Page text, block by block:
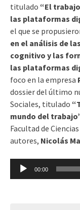
titulado “El
las plataformas
el que se
en el análisis de
cognitivo y las
las plataformas
foco en la empresa
dossier del último
Sociales, titulado
mundo del
Facultad de
autores, Nicolás
Reproductor
00:00